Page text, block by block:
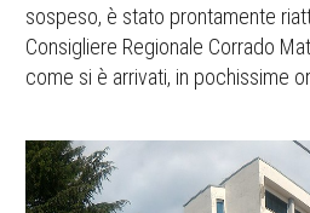
sospeso, è stato prontamente
Consigliere Regionale Corrado
come si è arrivati, in pochissime